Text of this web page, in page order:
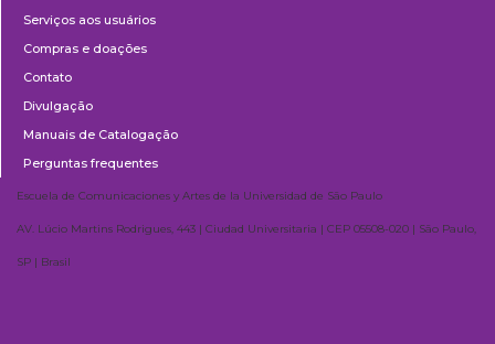
Serviços aos usuários
Compras e doações
Contato
Divulgação
Manuais de Catalogação
Perguntas frequentes
Escuela de Comunicaciones y Artes de la Universidad de São Paulo
AV. Lúcio Martins Rodrigues, 443 | Ciudad Universitaria | CEP 05508-020 | São Paulo,
SP | Brasil